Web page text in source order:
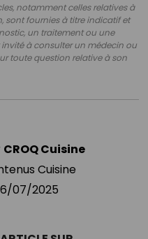
notamment celles relatives à
sont fournies à titre indicatif et
un traitement ou une
à consulter un médecin ou
toute question relative à son
CROQ Cuisine
Cuisine
07/2025